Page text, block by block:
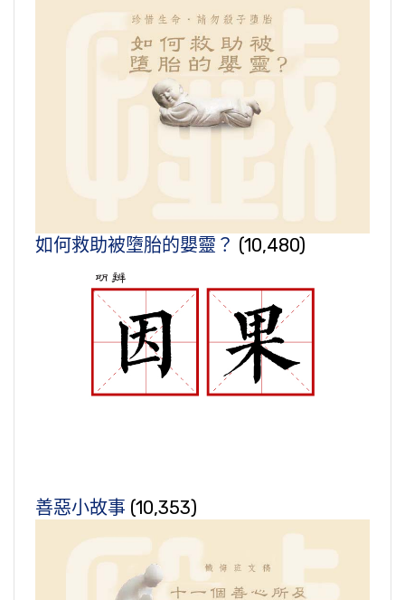
如何救助被墮胎的嬰靈？ (10,480)
善惡小故事 (10,353)